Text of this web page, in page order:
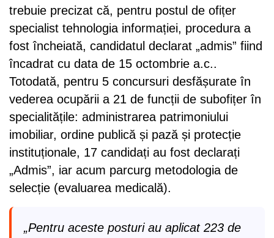
trebuie precizat că, pentru postul de ofițer
specialist tehnologia informației, procedura a
fost încheiată, candidatul declarat „admis” fiind
încadrat cu data de 15 octombrie a.c..
Totodată, pentru 5 concursuri desfășurate în
vederea ocupării a 21 de funcții de subofițer în
specialitățile: administrarea patrimoniului
imobiliar, ordine publică și pază și protecție
instituționale, 17 candidați au fost declarați
„Admis”, iar acum parcurg metodologia de
selecție (evaluarea medicală).
„Pentru aceste posturi au aplicat 223 de